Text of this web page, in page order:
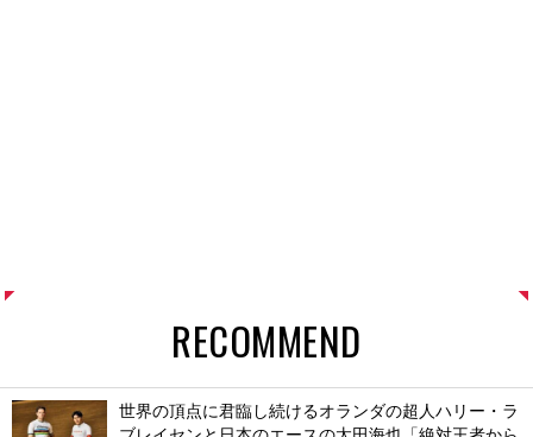
RECOMMEND
世界の頂点に君臨し続けるオランダの超人ハリー・ラ